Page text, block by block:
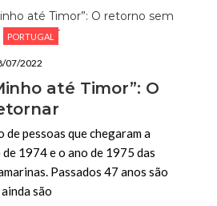
PORTUGAL
07/2022
até Timor”: O
de pessoas que chegaram a
1974 e o ano de 1975 das
Passados 47 anos são
são